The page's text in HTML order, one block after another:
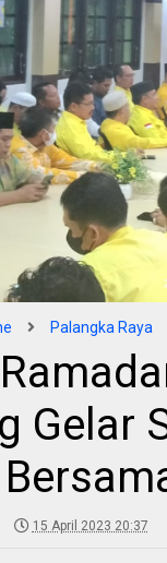
Palangka Raya
Gelar
15 April 2023 20:37